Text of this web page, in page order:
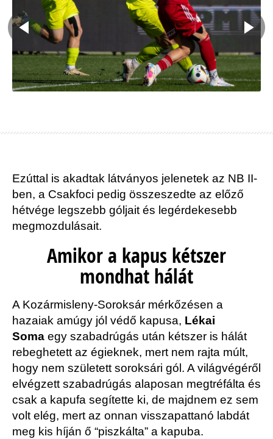
Ezúttal is akadtak látványos jelenetek az NB II-
ben, a Csakfoci pedig összeszedte az előző
hétvége legszebb góljait és legérdekesebb
megmozdulásait.
Amikor a kapus kétszer
mondhat hálát
A Kozármisleny-Soroksár mérkőzésen a
hazaiak amúgy jól védő kapusa, Lékai
Soma egy szabadrúgás után kétszer is hálát
rebeghetett az égieknek, mert nem rajta múlt,
hogy nem született soroksári gól. A világvégéről
elvégzett szabadrúgás alaposan megtréfálta és
csak a kapufa segítette ki, de majdnem ez sem
volt elég, mert az onnan visszapattanó labdát
meg kis híján ő “piszkálta” a kapuba.